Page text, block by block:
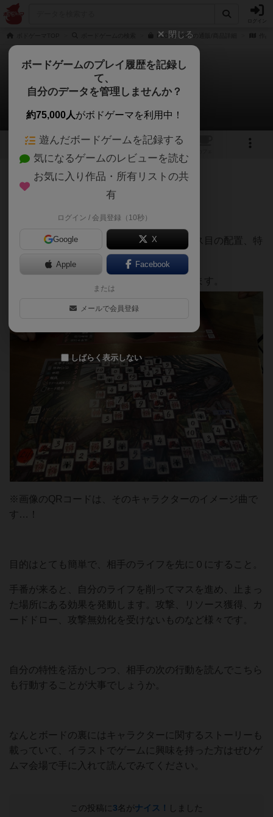
I LOVE YOUの通販/商品詳細
アイ・ラブ・ユー
まつながさんのレビュー
6 3
237名 3名 7年以上前
レーティングが非公開に設定されたユーザー
試遊会で遊ばせていただきましたー！
キャラクターは５人。それぞれライフやマス目の配置、特
殊行動のコストが異なります。
現在のライフは透明な赤いチップで管理します。
※画像のQRコードは、そのキャラクターのイメージ曲で
す…！
目的はとても簡単で、相手のライフを先に０にすること。
手番が来ると、自分のライフを削ってマスを進め、止まっ
た場所にある効果を発動します。攻撃、リソース獲得、カ
ードドロー、攻撃無効化を受けないものなど様々です。
自分の特性を活かしつつ、相手の次の行動を読んでこちら
も行動することが大事でしょうか。
なんとボードの裏にはキャラクターに関するストーリーも
載っていて、イラストでゲームに興味を持った方はぜひゲ
ムマ会場で手に入れて読んでみてください。
この投稿に 3名がナイス！ しました
閉じる
ボードゲームのプレイ履歴を記録し
て、
自分のデータを管理しませんか？
約75,000人がボドゲーマを利用中！
遊んだボードゲームを記録する
気になるゲームのレビューを読む
お気に入り作品・所有リストの共
有
ログイン / 会員登録（10秒）
Google X
Apple Facebook
または
メールで会員登録
しばらく表示しない